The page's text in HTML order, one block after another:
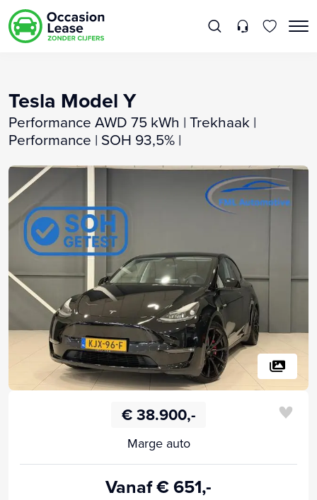
Tesla Model Y
Performance AWD 75 kWh | Trekhaak |
Performance | SOH 93,5% |
€ 38.900,-
Marge auto
Vanaf € 651,-